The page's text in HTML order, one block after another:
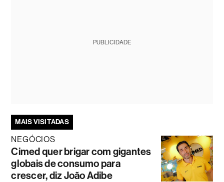
PUBLICIDADE
MAIS VISITADAS
NEGÓCIOS
Cimed quer brigar com gigantes
globais de consumo para
crescer, diz João Adibe